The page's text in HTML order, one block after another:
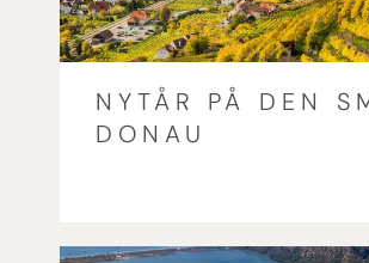
NYTÅR PÅ DEN
DONAU